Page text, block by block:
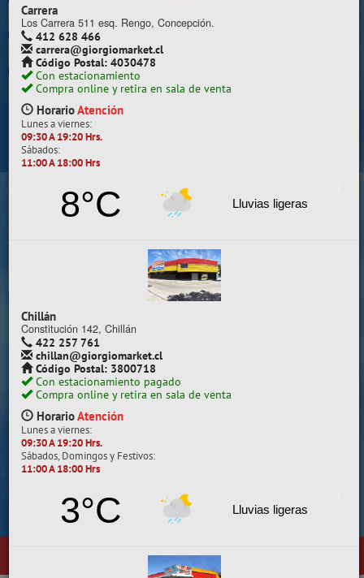
Preguntas Frecuentes
Sugererir productos
Su compra se realizará en la sala de ventas
Camilo Henríquez
Información de la sala
412 628 495
camilo@giorgiomarket.cl
HorarioAbierto
Lunes a viernes:
VER SALA EN MAPA
SALAS DE VENTA
nueva sala de ventas enTemuco, ubicada en General Pedro
Carrera
Los Carrera 511 esq. Rengo, Concepción.
412 628 466
carrera@giorgiomarket.cl
Código Postal: 4030478
Con estacionamiento
Compra online y retira en sala de venta
HorarioAtención
Lunes a viernes:
09:30 A 19:20 Hrs.
Sábados:
11:00 A 18:00 Hrs
8°C Lluvias ligeras
Chillán
Constitución 142, Chillán
422 257 761
chillan@giorgiomarket.cl
Código Postal: 3800718
Con estacionamiento pagado
Compra online y retira en sala de venta
HorarioAtención
Lunes a viernes:
09:30 A 19:20 Hrs.
Sábados, Domingos y Festivos:
11:00 A 18:00 Hrs
3°C Lluvias ligeras